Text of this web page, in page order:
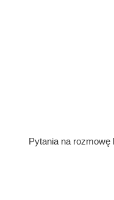
Pytania na rozmowę